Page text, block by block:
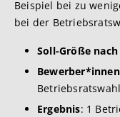
Beispiel bei zu
bei der
Soll-Größe nach
Bewerber*innen
Betriebsratswahl
Ergebnis: 1